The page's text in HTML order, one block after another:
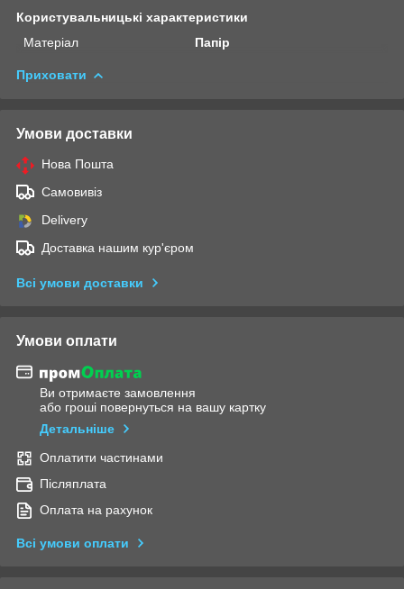
Користувальницькі характеристики
Матеріал
Папір
Приховати
Умови доставки
Нова Пошта
Самовивіз
Delivery
Доставка нашим кур'єром
Всі умови доставки
Умови оплати
Ви отримаєте замовлення
або гроші повернуться на вашу картку
Детальніше
Оплатити частинами
Післяплата
Оплата на рахунок
Всі умови оплати